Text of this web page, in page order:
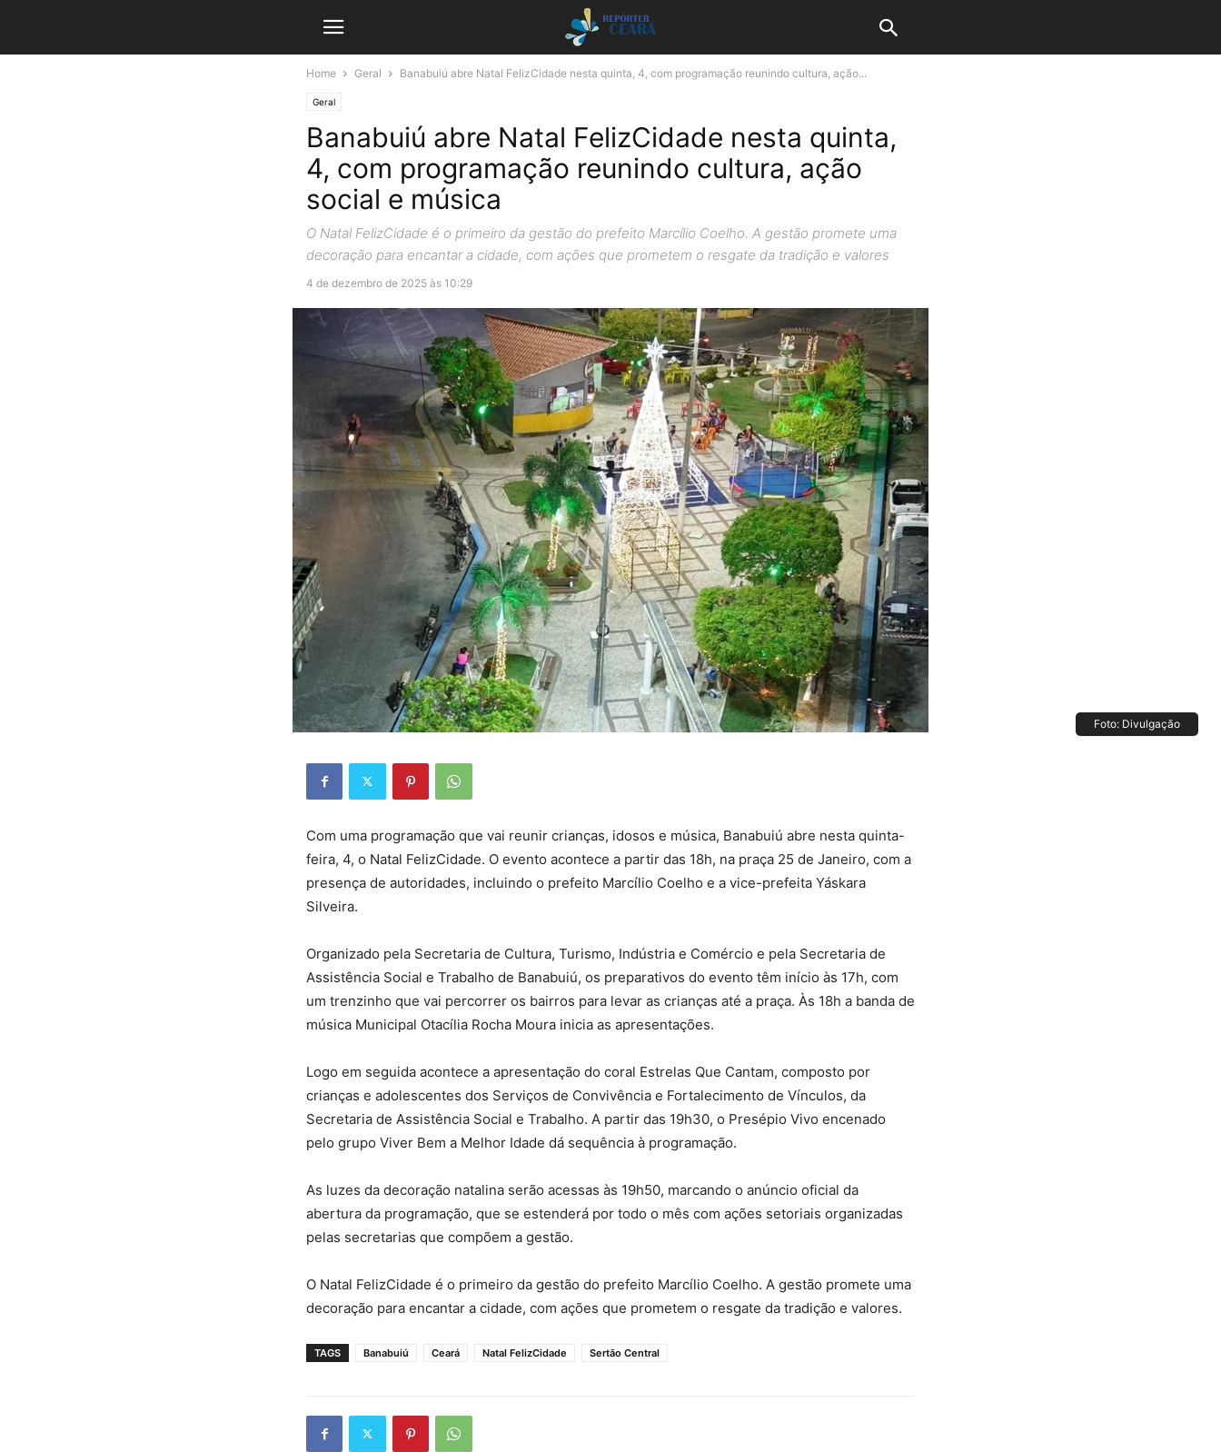
Home Geral Banabuiú abre Natal FelizCidade nesta quinta, 4, com programação reunindo cultura, ação...
Geral
Banabuiú abre Natal FelizCidade nesta quinta,
4, com programação reunindo cultura, ação
social e música
O Natal FelizCidade é o primeiro da gestão do prefeito Marcílio Coelho. A gestão promete uma
decoração para encantar a cidade, com ações que prometem o resgate da tradição e valores
4 de dezembro de 2025 às 10:29
Foto: Divulgação
Com uma programação que vai reunir crianças, idosos e música, Banabuiú abre nesta quinta-
feira, 4, o Natal FelizCidade. O evento acontece a partir das 18h, na praça 25 de Janeiro, com a
presença de autoridades, incluindo o prefeito Marcílio Coelho e a vice-prefeita Yáskara
Silveira.
Organizado pela Secretaria de Cultura, Turismo, Indústria e Comércio e pela Secretaria de
Assistência Social e Trabalho de Banabuiú, os preparativos do evento têm início às 17h, com
um trenzinho que vai percorrer os bairros para levar as crianças até a praça. Às 18h a banda de
música Municipal Otacília Rocha Moura inicia as apresentações.
Logo em seguida acontece a apresentação do coral Estrelas Que Cantam, composto por
crianças e adolescentes dos Serviços de Convivência e Fortalecimento de Vínculos, da
Secretaria de Assistência Social e Trabalho. A partir das 19h30, o Presépio Vivo encenado
pelo grupo Viver Bem a Melhor Idade dá sequência à programação.
As luzes da decoração natalina serão acessas às 19h50, marcando o anúncio oficial da
abertura da programação, que se estenderá por todo o mês com ações setoriais organizadas
pelas secretarias que compõem a gestão.
O Natal FelizCidade é o primeiro da gestão do prefeito Marcílio Coelho. A gestão promete uma
decoração para encantar a cidade, com ações que prometem o resgate da tradição e valores.
TAGS Banabuiú Ceará Natal FelizCidade Sertão Central